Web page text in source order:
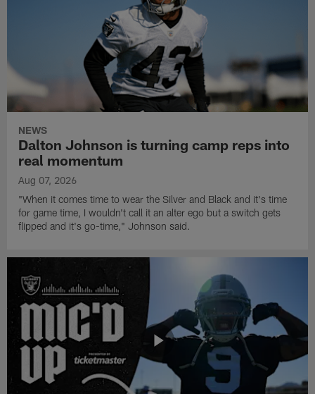
NEWS
Dalton Johnson is turning camp reps into
real momentum
Aug 07, 2026
"When it comes time to wear the Silver and Black and it's time
for game time, I wouldn't call it an alter ego but a switch gets
flipped and it's go-time," Johnson said.